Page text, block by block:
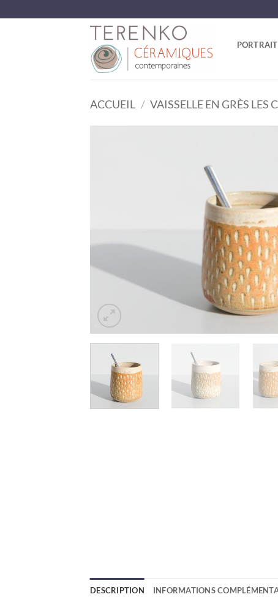
au
PORTRAIT
ACCUEIL / VAISSELLE EN GRÈS LES
DESCRIPTION INFORMATIONS